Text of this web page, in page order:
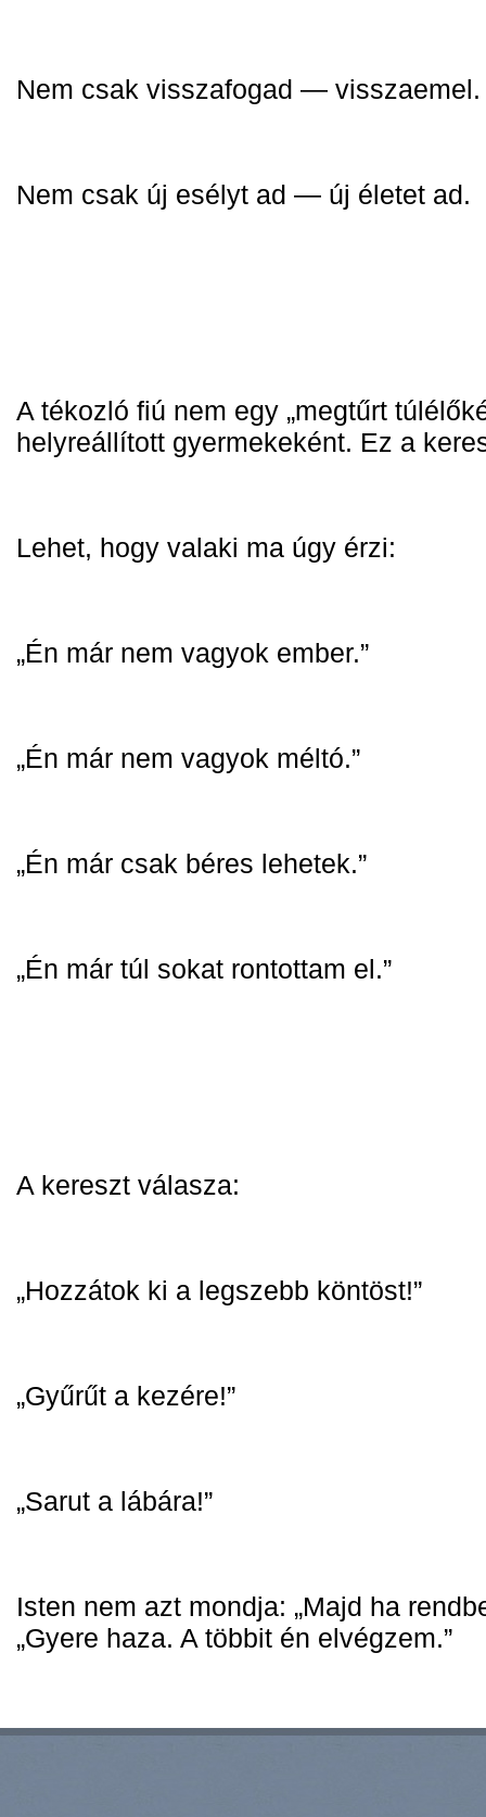
Nem csak visszafogad — visszaemel.
Nem csak új esélyt ad — új életet ad.
A tékozló fiú nem egy „megtűrt
helyreállított gyermekeként. Ez a
Lehet, hogy valaki ma úgy érzi:
„Én már nem vagyok ember.”
„Én már nem vagyok méltó.”
„Én már csak béres lehetek.”
„Én már túl sokat rontottam el.”
A kereszt válasza:
„Hozzátok ki a legszebb köntöst!”
„Gyűrűt a kezére!”
„Sarut a lábára!”
Isten nem azt mondja: „Majd ha
„Gyere haza. A többit én elvégzem.”